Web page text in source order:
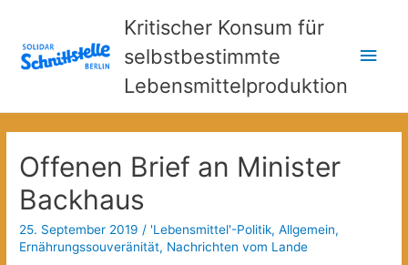
Kritischer Konsum für
selbstbestimmte
Lebensmittelproduktion
Offenen Brief an Minister
Backhaus
25. September 2019 / 'Lebensmittel'-Politik,Allgemein,
Ernährungssouveränität, Nachrichten vom Lande